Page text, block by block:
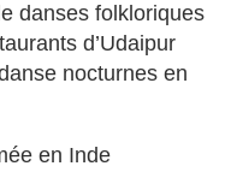
danses folkloriques
d’Udaipur
nocturnes en
en Inde